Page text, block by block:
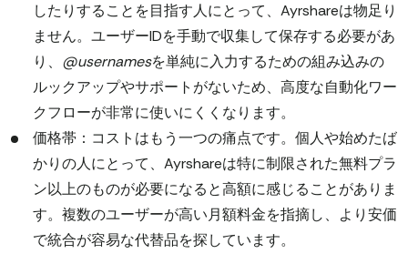
したりすることを目指す人にとって、Ayrshareは物足り
ません。ユーザーIDを手動で収集して保存する必要があ
り、 @usernamesを単純に入力するための組み込みの
ルックアップやサポートがないため、高度な自動化ワー
クフローが非常に使いにくくなります。
価格帯：コストはもう一つの痛点です。個人や始めたば
かりの人にとって、Ayrshareは特に制限された無料プラ
ン以上のものが必要になると高額に感じることがありま
す。複数のユーザーが高い月額料金を指摘し、より安価
で統合が容易な代替品を探しています。